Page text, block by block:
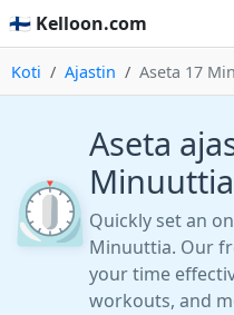
🇫🇮 Kelloon.com
Koti Ajastin Aseta 17
⏲️
Aseta
Minuuttia
Quickly set an
Minuuttia. Our
your time
workouts, and